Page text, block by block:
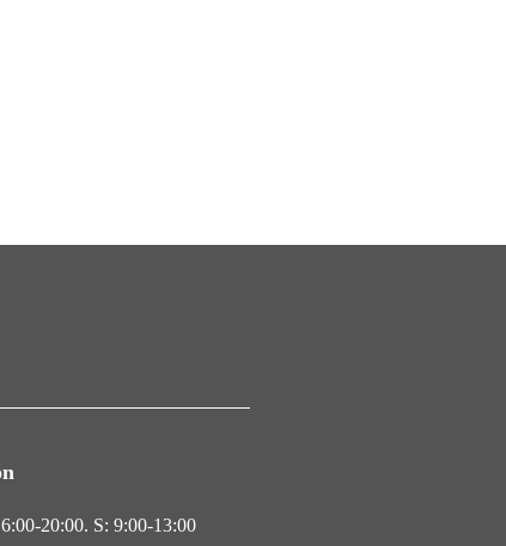
20:00. S: 9:00-13:00